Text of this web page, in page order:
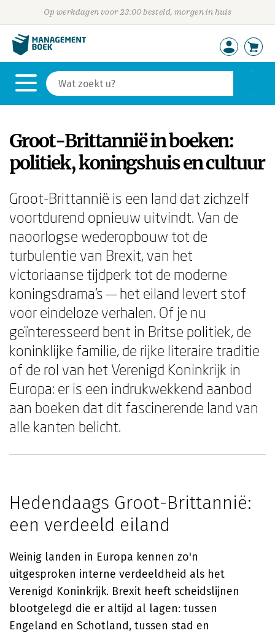
Op werkdagen voor 23:00 besteld, morgen in huis
Groot-Brittannië in boeken:
politiek, koningshuis en cultuur
Groot-Brittannië is een land dat zichzelf
voortdurend opnieuw uitvindt. Van de
naoorlogse wederopbouw tot de
turbulentie van Brexit, van het
victoriaanse tijdperk tot de moderne
koningsdrama's — het eiland levert stof
voor eindeloze verhalen. Of je nu
geïnteresseerd bent in Britse politiek, de
koninklijke familie, de rijke literaire traditie
of de rol van het Verenigd Koninkrijk in
Europa: er is een indrukwekkend aanbod
aan boeken dat dit fascinerende land van
alle kanten belicht.
Hedendaags Groot-Brittannië:
een verdeeld eiland
Weinig landen in Europa kennen zo'n
uitgesproken interne verdeeldheid als het
Verenigd Koninkrijk. Brexit heeft scheidslijnen
blootgelegd die er altijd al lagen: tussen
Engeland en Schotland, tussen stad en